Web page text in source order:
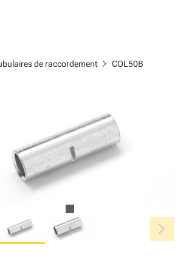
de raccordement chevron_right COL50B
chevron_right